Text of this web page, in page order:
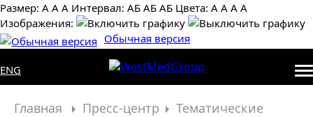
Размер: А А А Интервал: AБ АБ AБ Цвета: А А А А
Изображения:
Обычная версия
ENG
Главная Пресс-центр
Тематические